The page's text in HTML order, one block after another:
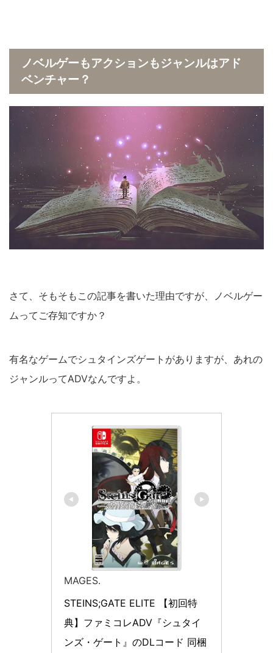
ノベルゲーもアクションもジャンルはアド
ベンチャー？
さて、そもそもこの記事を書いた理由ですが、ノベルゲー
ムってご存知ですか？
有名なゲームでシュタインズゲートがありますが、あれの
ジャンルってADVなんですよ。
MAGES.
STEINS;GATE ELITE 【初回特
典】ファミコレADV『シュタイ
ンズ・ゲート』のDLコード 同梱